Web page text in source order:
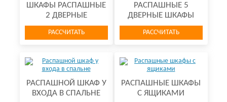
ШКАФЫ РАСПАШНЫЕ
2 ДВЕРНЫЕ
РАССЧИТАТЬ
РАСПАШНЫЕ 5
ДВЕРНЫЕ ШКАФЫ
РАССЧИТАТЬ
РАСПАШНОЙ ШКАФ У
ВХОДА В СПАЛЬНЕ
РАСПАШНЫЕ ШКАФЫ
С ЯЩИКАМИ